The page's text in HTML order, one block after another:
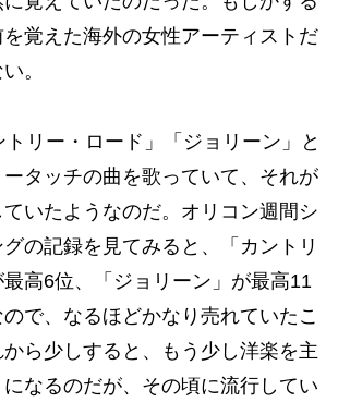
覚えた海外の女性アーティストだ
。
リー・ロード」「ジョリーン」と
タッチの曲を歌っていて、それが
いたようなのだ。オリコン週間シ
の記録を見てみると、「カントリ
高6位、「ジョリーン」が最高11
で、なるほどかなり売れていたこ
ら少しすると、もう少し洋楽を主
なるのだが、その頃に流行してい